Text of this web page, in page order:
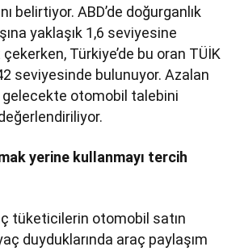
belirtiyor. ABD’de doğurganlık
yaklaşık 1,6 seviyesine
Türkiye’de bu oran TÜİK
seviyesinde bulunuyor. Azalan
otomobil talebini
yerine kullanmayı tercih
tüketicilerin otomobil satın
duyduklarında araç paylaşım